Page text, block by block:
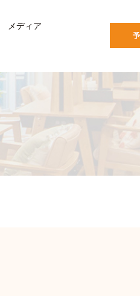
メディア